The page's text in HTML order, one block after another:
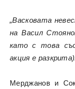
„Васковата
на Васил
като с това
акция е
Мерджанов и